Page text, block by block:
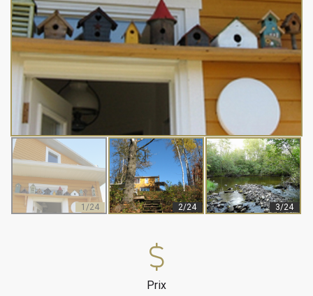
1/24 2/24 3/24
Prix